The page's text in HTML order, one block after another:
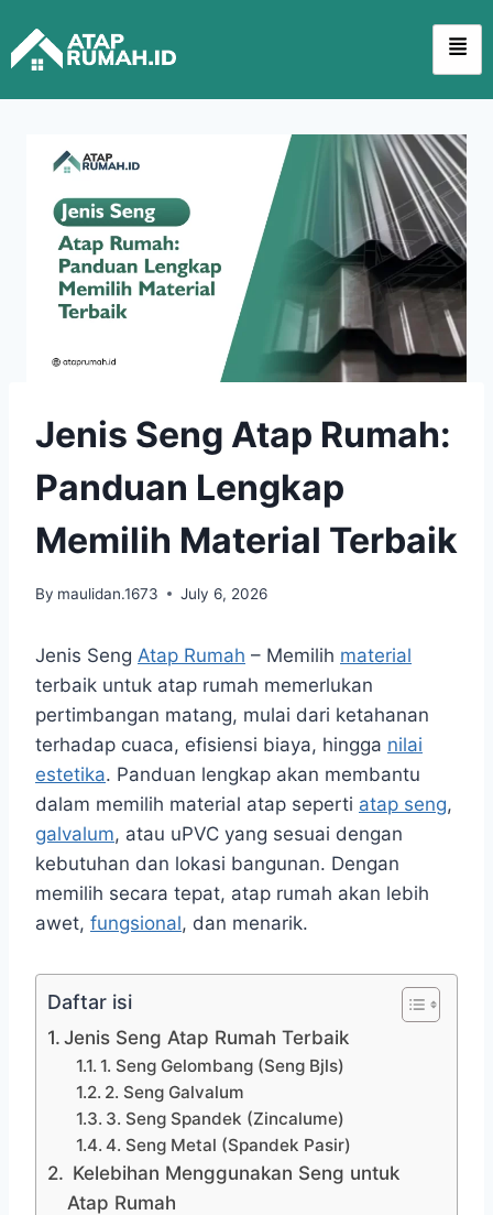
Jenis Seng Atap Rumah:
Panduan Lengkap
Memilih Material Terbaik
By maulidan.1673 July 6, 2026
Jenis Seng Atap Rumah – Memilih material
terbaik untuk atap rumah memerlukan
pertimbangan matang, mulai dari ketahanan
terhadap cuaca, efisiensi biaya, hingga nilai
estetika. Panduan lengkap akan membantu
dalam memilih material atap seperti atap seng,
galvalum, atau uPVC yang sesuai dengan
kebutuhan dan lokasi bangunan. Dengan
memilih secara tepat, atap rumah akan lebih
awet, fungsional, dan menarik.
Daftar isi
Jenis Seng Atap Rumah Terbaik
1. Seng Gelombang (Seng Bjls)
2. Seng Galvalum
3. Seng Spandek (Zincalume)
4. Seng Metal (Spandek Pasir)
Kelebihan Menggunakan Seng untuk
Atap Rumah